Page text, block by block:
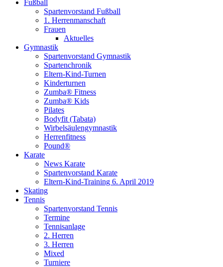
Fußball
Spartenvorstand Fußball
1. Herrenmanschaft
Frauen
Aktuelles
Gymnastik
Spartenvorstand Gymnastik
Spartenchronik
Eltern-Kind-Turnen
Kinderturnen
Zumba® Fitness
Zumba® Kids
Pilates
Bodyfit (Tabata)
Wirbelsäulengymnastik
Herrenfitness
Pound®
Karate
News Karate
Spartenvorstand Karate
Eltern-Kind-Training 6. April 2019
Skating
Tennis
Spartenvorstand Tennis
Termine
Tennisanlage
2. Herren
3. Herren
Mixed
Turniere